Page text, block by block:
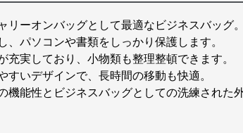
リーオンバッグとして最適なビジネスバッグ。
、パソコンや書類をしっかり保護します。
充実しており、小物類も整理整頓できます。
すいデザインで、長時間の移動も快適。
機能性とビジネスバッグとしての洗練された